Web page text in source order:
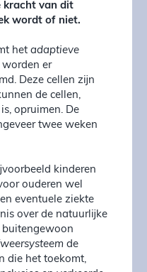
kracht van dit
wordt of niet.
het adaptieve
worden er
Deze cellen zijn
de cellen,
opruimen. De
twee weken
kinderen
ouderen wel
eventuele ziekte
over de natuurlijke
buitengewoon
de
die het toekomt,